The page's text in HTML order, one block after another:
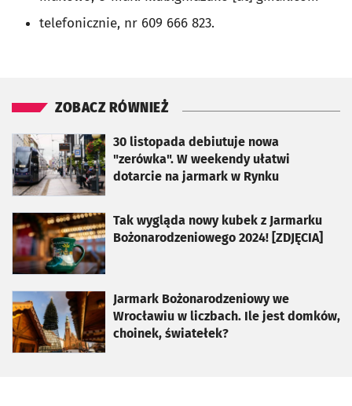
telefonicznie, nr 609 666 823.
ZOBACZ RÓWNIEŻ
30 listopada debiutuje nowa
"zerówka". W weekendy ułatwi
dotarcie na jarmark w Rynku
otworzy się w nowej karcie
Tak wygląda nowy kubek z Jarmarku
Bożonarodzeniowego 2024! [ZDJĘCIA]
otworzy się w nowej karcie
Jarmark Bożonarodzeniowy we
Wrocławiu w liczbach. Ile jest domków,
choinek, światełek?
otworzy się w nowej karcie